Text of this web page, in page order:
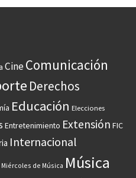
CineComunicación
Derechos
Educación Elecciones
Entretenimiento Extensión FIC
Internacional
Miércoles de Música Música